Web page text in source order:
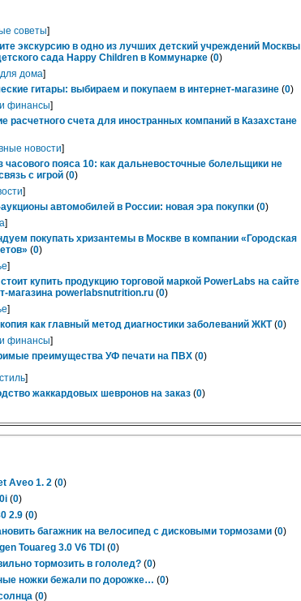
советы]
экскурсию в одно из лучших детский учреждений Москвы
сада Happy Children в Коммунарке (0)
дома]
гитары: выбираем и покупаем в интернет-магазине (0)
финансы]
расчетного счета для иностранных компаний в Казахстане
новости]
часового пояса 10: как дальневосточные болельщики не
с игрой (0)
]
автомобилей в России: новая эра покупки (0)
]
покупать хризантемы в Москве в компании «Городская
(0)
]
купить продукцию торговой маркой PowerLabs на сайте
магазина powerlabsnutrition.ru (0)
]
как главный метод диагностики заболеваний ЖКТ (0)
финансы]
преимущества УФ печати на ПВХ (0)
]
жаккардовых шевронов на заказ (0)
Aveo 1. 2 (0)
(0)
2.9 (0)
багажник на велосипед с дисковыми тормозами (0)
Touareg 3.0 V6 TDI (0)
тормозить в гололед? (0)
ножки бежали по дорожке… (0)
(0)